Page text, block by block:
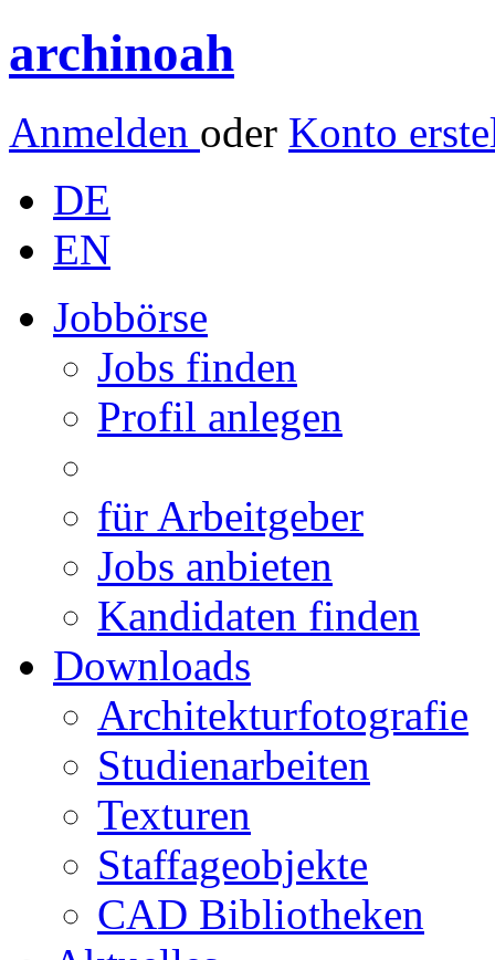
archinoah
Anmelden oder Konto
DE
EN
Jobbörse
Jobs finden
Profil anlegen
für Arbeitgeber
Jobs anbieten
Kandidaten finden
Downloads
Architekturfotografie
Studienarbeiten
Texturen
Staffageobjekte
CAD Bibliotheken